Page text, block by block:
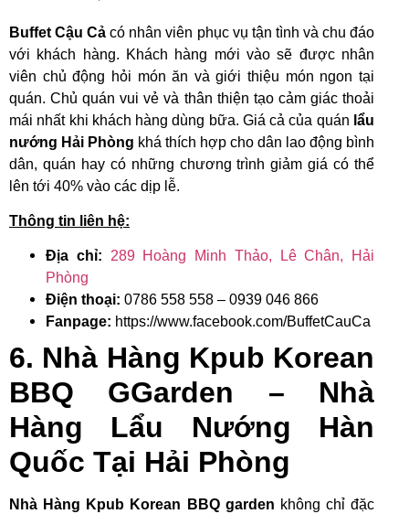
Buffet Cậu Cả có nhân viên phục vụ tận tình và chu đáo
với khách hàng. Khách hàng mới vào sẽ được nhân
viên chủ động hỏi món ăn và giới thiệu món ngon tại
quán. Chủ quán vui vẻ và thân thiện tạo cảm giác thoải
mái nhất khi khách hàng dùng bữa. Giá cả của quán lẩu
nướng Hải Phòng khá thích hợp cho dân lao động bình
dân, quán hay có những chương trình giảm giá có thể
lên tới 40% vào các dịp lễ.
Thông tin liên hệ:
Địa chỉ:
289 Hoàng Minh Thảo, Lê Chân, Hải
Phòng
Điện thoại: 0786 558 558 – 0939 046 866
Fanpage: https://www.facebook.com/BuffetCauCa
6. Nhà Hàng Kpub Korean
BBQ GGarden – Nhà
Hàng Lẩu Nướng Hàn
Quốc Tại Hải Phòng
Nhà Hàng Kpub Korean BBQ garden không chỉ đặc